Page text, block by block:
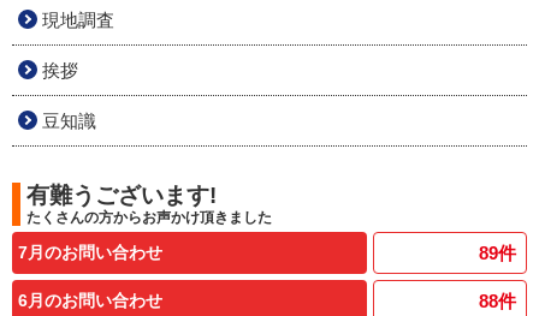
現地調査
挨拶
豆知識
有難うございます!
たくさんの方からお声かけ頂きました
7月のお問い合わせ 89件
6月のお問い合わせ 88件